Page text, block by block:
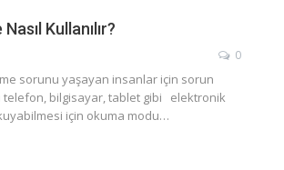
Kullanılır?
0
sorunu yaşayan insanlar için sorun
telefon, bilgisayar, tablet gibi elektronik
için okuma modu…